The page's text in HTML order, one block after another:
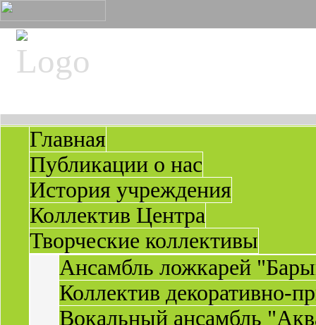
Главная
Публикации о нас
История учреждения
Коллектив Центра
Творческие коллективы
Ансамбль ложкарей
Коллектив декоративно-
Вокальный ансамбль